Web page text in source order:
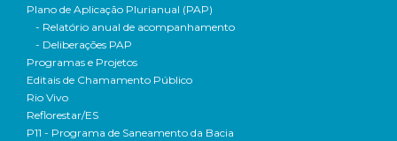
Plano de Aplicação Plurianual (PAP)
- Relatório anual de acompanhamento
- Deliberações PAP
Programas e Projetos
Editais de Chamamento Público
Rio Vivo
Reflorestar/ES
P11 - Programa de Saneamento da Bacia